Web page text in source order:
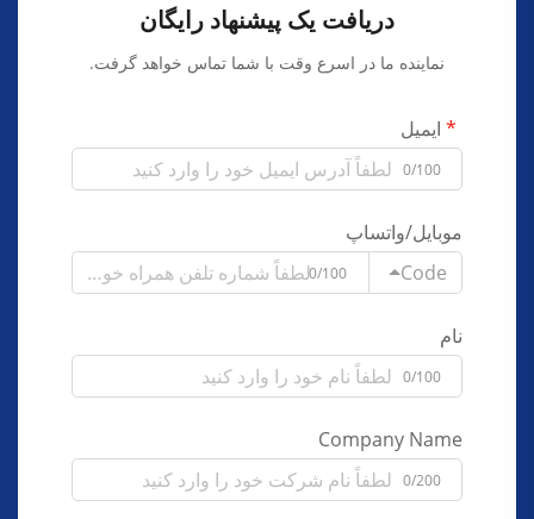
دریافت یک پیشنهاد رایگان
نماینده ما در اسرع وقت با شما تماس خواهد گرفت.
ایمیل
0/100
موبایل/واتساپ
Code
0/100
نام
0/100
Company Name
0/200